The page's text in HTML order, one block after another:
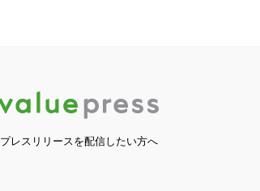
プレスリリースを配信したい方へ